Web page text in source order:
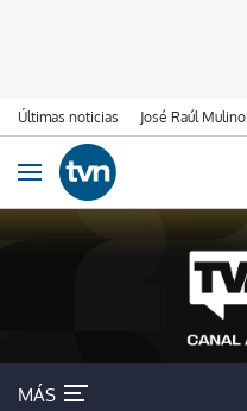
Últimas noticias José Raúl Mulino
Ir al contenido
Obrir navegació
MÁS